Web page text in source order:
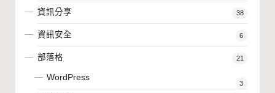
資訊分享 38
資訊安全 6
部落格 21
WordPress
3